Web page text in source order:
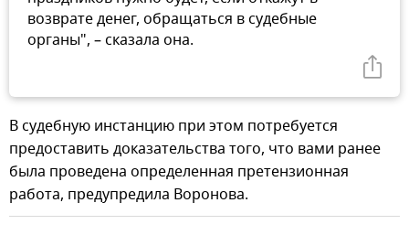
возврате денег, обращаться в судебные
органы", – сказала она.
В судебную инстанцию при этом потребуется
предоставить доказательства того, что вами ранее
была проведена определенная претензионная
работа, предупредила Воронова.